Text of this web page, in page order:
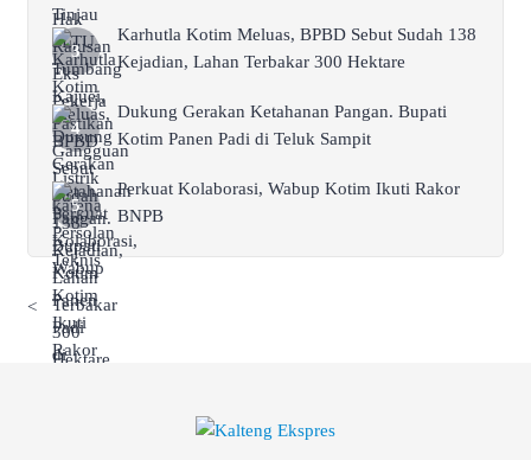
Karhutla Kotim Meluas, BPBD Sebut Sudah 138
Kejadian, Lahan Terbakar 300 Hektare
Dukung Gerakan Ketahanan Pangan. Bupati
Kotim Panen Padi di Teluk Sampit
Perkuat Kolaborasi, Wabup Kotim Ikuti Rakor
BNPB
<